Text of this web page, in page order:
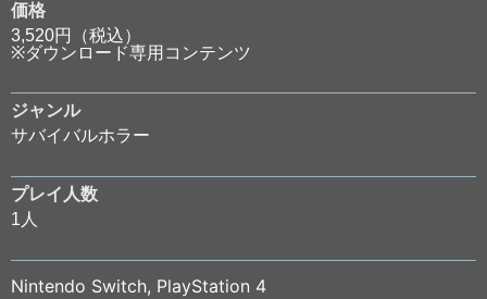
価格
3,520円（税込）
※ダウンロード専用コンテンツ
ジャンル
サバイバルホラー
プレイ人数
1人
Nintendo Switch, PlayStation 4